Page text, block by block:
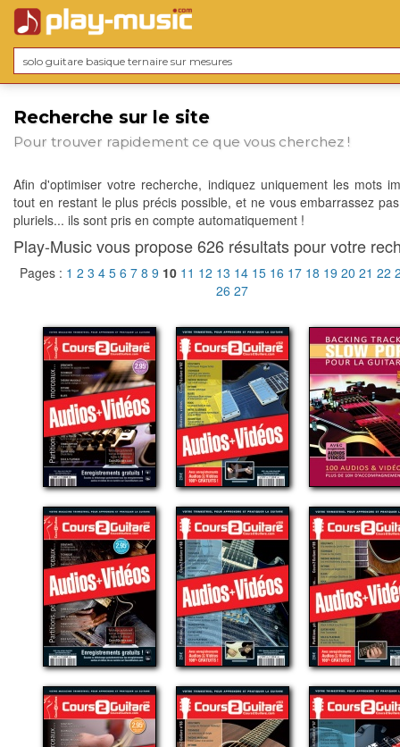
Recherche sur le site
Pour trouver rapidement ce que vous cherchez !
Afin d'optimiser votre recherche, indiquez uniquement les mots
tout en restant le plus précis possible, et ne vous embarrassez
pluriels... ils sont pris en compte automatiquement !
Play-Music vous propose 626 résultats pour votre
Pages : 1 2 3 4 5 6 7 8 9 10 11 12 13 14 15 16 17 18 19 20 21 22
26 27